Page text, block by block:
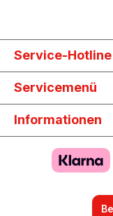
Service-Hotline
Servicemenü
Informationen